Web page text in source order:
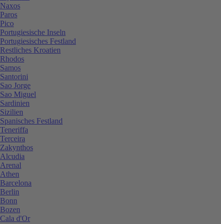
Naxos
Paros
Pico
Portugiesische Inseln
Portugiesisches Festland
Restliches Kroatien
Rhodos
Samos
Santorini
Sao Jorge
Sao Miguel
Sardinien
Sizilien
Spanisches Festland
Teneriffa
Terceira
Zakynthos
Alcudia
Arenal
Athen
Barcelona
Berlin
Bonn
Bozen
Cala d'Or